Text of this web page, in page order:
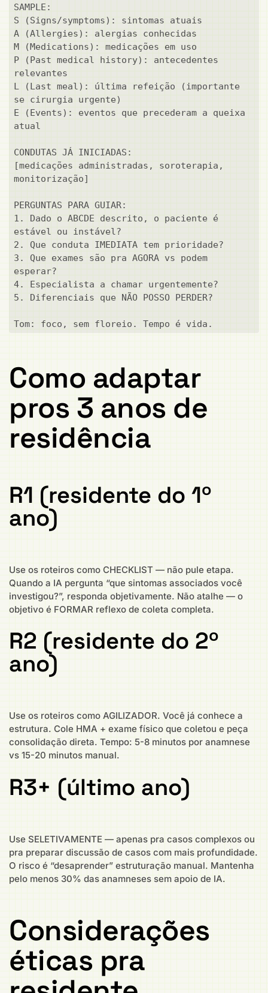
SAMPLE:
S (Signs/symptoms): sintomas atuais
A (Allergies): alergias conhecidas
M (Medications): medicações em uso
P (Past medical history): antecedentes
relevantes
L (Last meal): última refeição (importante
se cirurgia urgente)
E (Events): eventos que precederam a queixa
atual
CONDUTAS JÁ INICIADAS:
[medicações administradas, soroterapia,
monitorização]
PERGUNTAS PARA GUIAR:
1. Dado o ABCDE descrito, o paciente é
estável ou instável?
2. Que conduta IMEDIATA tem prioridade?
3. Que exames são pra AGORA vs podem
esperar?
4. Especialista a chamar urgentemente?
5. Diferenciais que NÃO POSSO PERDER?
Tom: foco, sem floreio. Tempo é vida.
Como adaptar
pros 3 anos de
residência
R1 (residente do 1º
ano)
Use os roteiros como CHECKLIST — não pule etapa.
Quando a IA pergunta “que sintomas associados você
investigou?”, responda objetivamente. Não atalhe — o
objetivo é FORMAR reflexo de coleta completa.
R2 (residente do 2º
ano)
Use os roteiros como AGILIZADOR. Você já conhece a
estrutura. Cole HMA + exame físico que coletou e peça
consolidação direta. Tempo: 5-8 minutos por anamnese
vs 15-20 minutos manual.
R3+ (último ano)
Use SELETIVAMENTE — apenas pra casos complexos ou
pra preparar discussão de casos com mais profundidade.
O risco é “desaprender” estruturação manual. Mantenha
pelo menos 30% das anamneses sem apoio de IA.
Considerações
éticas pra